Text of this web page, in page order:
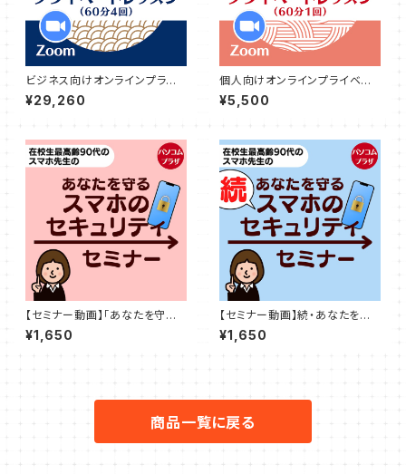
ビジネス向けオンラインプライ
ベートレッスン（60分×4回）
¥29,260
個人向けオンラインプライベー
トレッスン（60分×１回）
¥5,500
【セミナー動画】「あなたを守る
スマホのセキュリティ対策」
¥1,650
【セミナー動画】続・あなたを守
るスマホのセキュリティ対策（約
43分）
¥1,650
商品一覧に戻る